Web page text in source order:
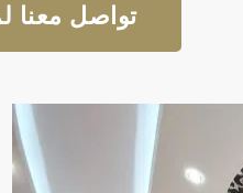
تواصل معنا